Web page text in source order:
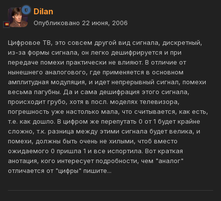
Dilan
Опубликовано 22 июня, 2006
Цифровое ТВ, это совсем другой вид сигнала, дискретный,
из-за формы сигнала, он легко дешифрируется и при
передаче помехи практически не влияют. В отличие от
нынешнего аналогового, где применяется в основном
амплитудная модуляция, и идет непрерывный сигнал, помехи
весьма пагубны. Да и сама дешифрация этого сигнала,
происходит грубо, хотя в посл. моделях телевизора,
погрешность уже настолько мала, что считывается, как есть,
т.е. как дошло. В цифром же перепутать 0 от 1 будет крайне
сложно, т.к. разница между этими сигнала будет велика, и
помехи, должны быть очень не хилыми, чтоб вместо
ожидаемого 0 пришла 1 и все испортила. Вот краткая
анотация, кого интересует подробности, чем "аналог"
отличается от "цифры" пишите...